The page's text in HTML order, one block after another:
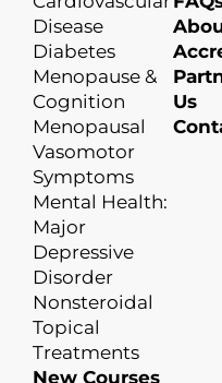
Disease
Diabetes
Menopause &
Cognition
Menopausal
Vasomotor
Symptoms
Mental Health:
Major
Depressive
Disorder
Nonsteroidal
Topical
Treatments
New Courses
Us